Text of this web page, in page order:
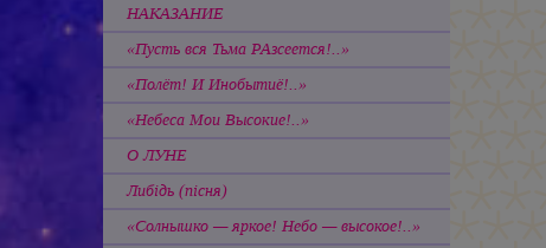
НАКАЗАНИЕ
«Пусть вся Тьма РАзсеется!..»
«Полёт! И Инобытиё!..»
«Небеса Мои Высокие!..»
О ЛУНЕ
Либiдь (пiсня)
«Солнышко — яркое! Небо — высокое!..»